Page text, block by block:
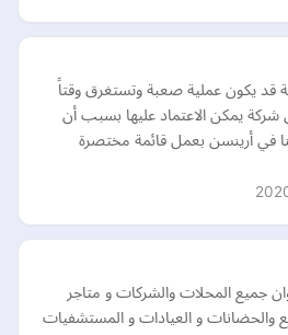
قد يكون عملية صعبة وتستغرق وقتاً
يمكن الاعتماد عليها بسبب أن
في أرينسن بعمل قائمة مختصرة
جميع المحلات والشركات و متاجر
والحضانات و العيادات و المستشفيات